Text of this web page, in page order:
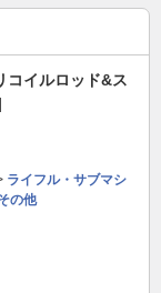
イルロッド&ス
ライフル・サブマシ
の他